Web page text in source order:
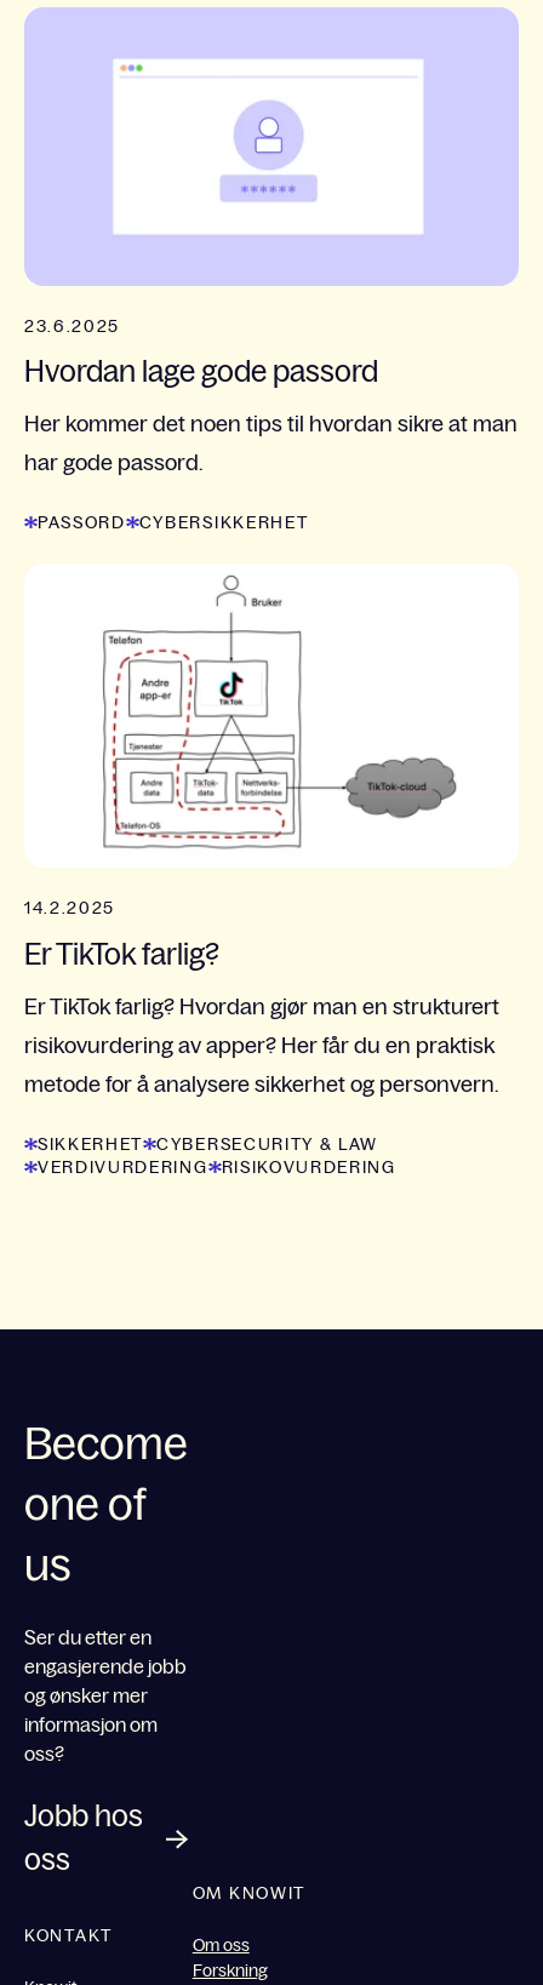
23.6.2025
Hvordan lage gode passord
Her kommer det noen tips til hvordan sikre at man
har gode passord.
PASSORD CYBERSIKKERHET
14.2.2025
Er TikTok farlig?
Er TikTok farlig? Hvordan gjør man en strukturert
risikovurdering av apper? Her får du en praktisk
metode for å analysere sikkerhet og personvern.
SIKKERHET
CYBERSECURITY & LAW
VERDIVURDERING
RISIKOVURDERING
Become
one of
us
Ser du etter en
engasjerende jobb
og ønsker mer
informasjon om
oss?
Jobb hos
oss
KONTAKT
OM KNOWIT
Om oss
Forskning